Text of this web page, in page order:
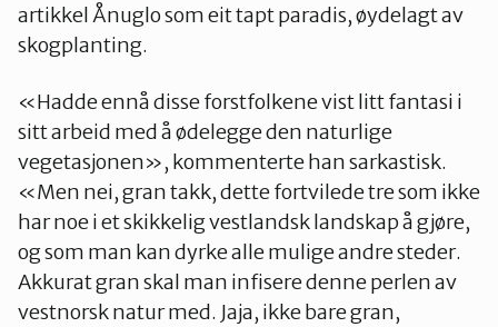
artikkel Ånuglo som eit tapt paradis, øydelagt av
skogplanting.
«Hadde ennå disse forstfolkene vist litt fantasi i
sitt arbeid med å ødelegge den naturlige
vegetasjonen», kommenterte han sarkastisk.
«Men nei, gran takk, dette fortvilede tre som ikke
har noe i et skikkelig vestlandsk landskap å gjøre,
og som man kan dyrke alle mulige andre steder.
Akkurat gran skal man infisere denne perlen av
vestnorsk natur med. Jaja, ikke bare gran,